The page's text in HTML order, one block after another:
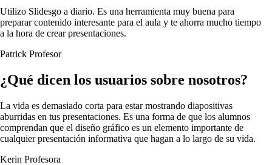
Utilizo Slidesgo a diario. Es una herramienta muy buena para
preparar contenido interesante para el aula y te ahorra mucho tiempo
a la hora de crear presentaciones.
Patrick Profesor
¿Qué dicen los usuarios sobre nosotros?
La vida es demasiado corta para estar mostrando diapositivas
aburridas en tus presentaciones. Es una forma de que los alumnos
comprendan que el diseño gráfico es un elemento importante de
cualquier presentación informativa que hagan a lo largo de su vida.
Kerin Profesora